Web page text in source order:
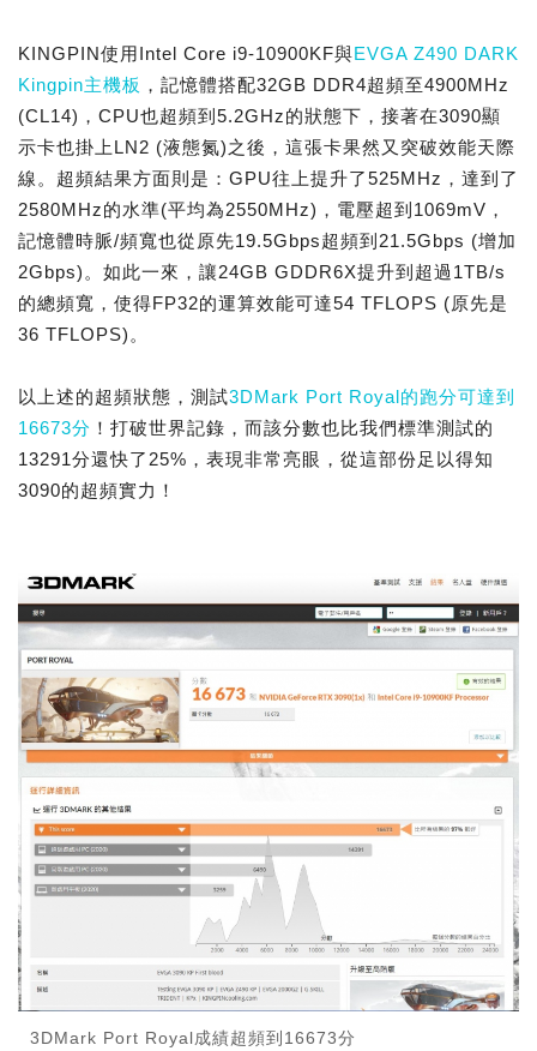
KINGPIN使用Intel Core i9-10900KF與EVGA Z490 DARK
Kingpin主機板 ，記憶體搭配32GB DDR4超頻至4900MHz
(CL14)，CPU也超頻到5.2GHz的狀態下，接著在3090顯
示卡也掛上LN2 (液態氮)之後，這張卡果然又突破效能天際
線。超頻結果方面則是：GPU往上提升了525MHz，達到了
2580MHz的水準(平均為2550MHz)，電壓超到1069mV，
記憶體時脈/頻寬也從原先19.5Gbps超頻到21.5Gbps (增加
2Gbps)。如此一來，讓24GB GDDR6X提升到超過1TB/s
的總頻寬，使得FP32的運算效能可達54 TFLOPS (原先是
36 TFLOPS)。
以上述的超頻狀態，測試3DMark Port Royal的跑分可達到
16673分 ！打破世界記錄，而該分數也比我們標準測試的
13291分還快了25%，表現非常亮眼，從這部份足以得知
3090的超頻實力！
3DMark Port Royal成績超頻到16673分